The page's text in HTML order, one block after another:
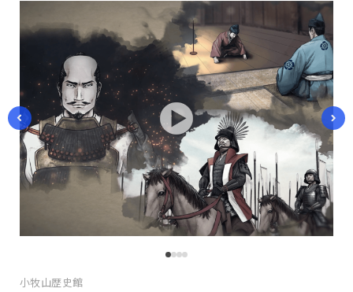
小牧山歴史館